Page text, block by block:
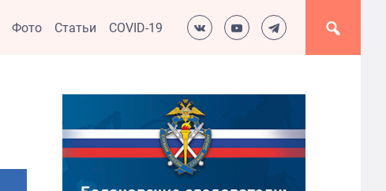
Фото Статьи COVID-19